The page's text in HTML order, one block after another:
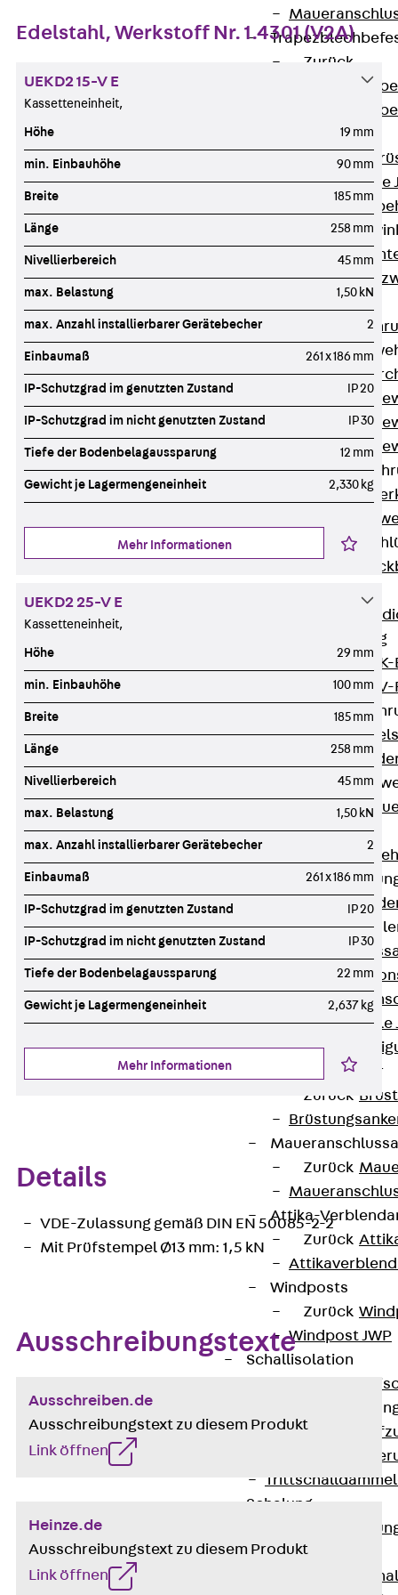
Zurück
Gerüstschuhe
Zurück
Gerüstschuhe
Zurück
Zurück
Zurück
GFK-Bewehrung
FIBERNOX®
Zurück
Zurück
GRIPRIP®
Winkelkonsole
Brüstungsanker
Zurück
Zurück
Attika-
Zurück
Windposts
Zurück
Windpost JWP
Schallisolation
Zurück
Schalung
Schalrohre
Edelstahl, Werkstoff Nr. 1.4301 (V2A)
UEKD2 15-V E
Kassetteneinheit,
Höhe 19 mm
min. Einbauhöhe 90 mm
Breite 185 mm
Länge 258 mm
Nivellierbereich 45 mm
max. Belastung 1,50 kN
max. Anzahl installierbarer Gerätebecher 2
Einbaumaß 261 x 186 mm
IP-Schutzgrad im genutzten Zustand IP 20
IP-Schutzgrad im nicht genutzten Zustand IP 30
Tiefe der Bodenbelagaussparung 12 mm
Gewicht je Lagermengeneinheit 2,330 kg
Mehr Informationen
UEKD2 25-V E
Kassetteneinheit,
Höhe 29 mm
min. Einbauhöhe 100 mm
Breite 185 mm
Länge 258 mm
Nivellierbereich 45 mm
max. Belastung 1,50 kN
max. Anzahl installierbarer Gerätebecher 2
Einbaumaß 261 x 186 mm
IP-Schutzgrad im genutzten Zustand IP 20
IP-Schutzgrad im nicht genutzten Zustand IP 30
Tiefe der Bodenbelagaussparung 22 mm
Gewicht je Lagermengeneinheit 2,637 kg
Mehr Informationen
Details
VDE-Zulassung gemäß DIN EN 50085-2-2
Mit Prüfstempel Ø13 mm: 1,5 kN
Ausschreibungstexte
Ausschreiben.de
Ausschreibungstext zu diesem Produkt
Link öffnen
Heinze.de
Ausschreibungstext zu diesem Produkt
Link öffnen